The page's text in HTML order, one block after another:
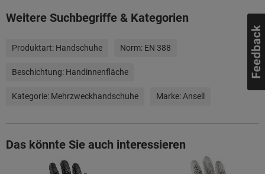
Weitere Suchbegriffe & Kategorien
Produktart: Handschuhe Norm: EN 388
Beschichtung: Handinnenfläche
Kategorie: Mehrzweckhandschuhe Marke: Ansell
Das könnte Sie auch interessieren